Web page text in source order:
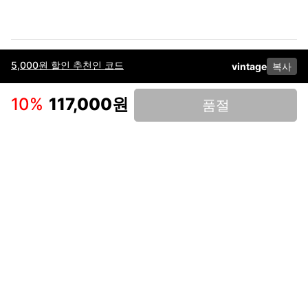
5,000원 할인 추천인 코드 vintage 복사
10% 117,000원 품절
이용약관고객센터판매개인정보 처리방침사업자 정보다운로드
인스타그램